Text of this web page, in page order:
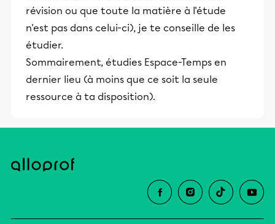
révision ou que toute la matière à l'étude
n'est pas dans celui-ci), je te conseille de les
étudier.
Sommairement, étudies Espace-Temps en
dernier lieu (à moins que ce soit la seule
ressource à ta disposition).